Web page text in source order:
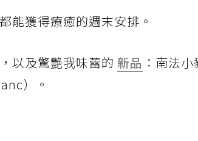
能獲得療癒的週末安排。
以及驚艷我味蕾的 新品 ：南法
）。